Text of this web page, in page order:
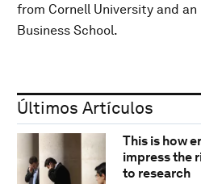
from Cornell University and
Business School.
Últimos Artículos
This is how
impress the
to research